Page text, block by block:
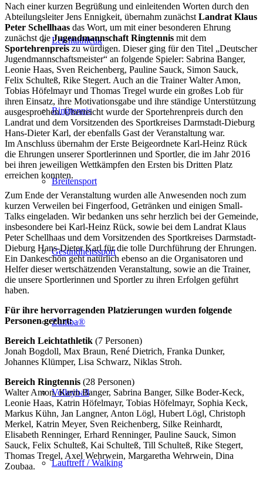
Leichtathletik
Ringtennis
Breitensport
Gesundheitssport
Zumba®
Volleyball
Lauftreff / Walking
Nach einer kurzen Begrüßung und einleitenden Worten durch den
Abteilungsleiter Jens Ennigkeit, übernahm zunächst Landrat Klaus
Peter Schellhaas das Wort, um mit einer besonderen Ehrung
zunächst dieJugendmannschaft Ringtennis mit dem
Sportehrenpreis zu würdigen. Dieser ging für den Titel „Deutscher
Jugendmannschaftsmeister“ an folgende Spieler: Sabrina Banger,
Leonie Haas, Sven Reichenberg, Pauline Sauck, Simon Sauck,
Felix Schulteß, Rike Stegert. Auch an die Trainer Walter Amon,
Tobias Höfelmayr und Thomas Tregel wurde ein großes Lob für
ihren Einsatz, ihre Motivationsgabe und ihre ständige Unterstützung
ausgesprochen. Überreicht wurde der Sportehrenpreis durch den
Landrat und dem Vorsitzenden des Sportkreises Darmstadt-Dieburg
Hans-Dieter Karl, der ebenfalls Gast der Veranstaltung war.
Im Anschluss übernahm der Erste Beigeordnete Karl-Heinz Rück
die Ehrungen unserer Sportlerinnen und Sportler, die im Jahr 2016
bei ihren jeweiligen Wettkämpfen den Ersten bis Dritten Platz
erreichen konnten.
Zum Ende der Veranstaltung wurden alle Anwesenden noch zum
kurzen Verweilen bei Fingerfood, Getränken und einigen Small-
Talks eingeladen. Wir bedanken uns sehr herzlich bei der Gemeinde,
insbesondere bei Karl-Heinz Rück, sowie bei dem Landrat Klaus
Peter Schellhaas und dem Vorsitzenden des Sportkreises Darmstadt-
Dieburg Hans-Dieter Karl für die tolle Durchführung der Ehrungen.
Ein Dankeschön geht natürlich ebenso an die Organisatoren und
Helfer dieser wertschätzenden Veranstaltung, sowie an die Trainer,
die unsere Sportlerinnen und Sportler zu ihren Erfolgen geführt
haben.
Für ihre hervorragenden Platzierungen wurden folgende
Personen geehrt:
Bereich Leichtathletik (7 Personen)
Jonah Bogdoll, Max Braun, René Dietrich, Franka Dunker,
Johannes Klümper, Lisa Schwarz, Niklas Stroh.
Bereich Ringtennis (28 Personen)
Walter Amon, Karin Banger, Sabrina Banger, Silke Boder-Keck,
Leonie Haas, Katrin Höfelmayr, Tobias Höfelmayr, Sophia Keck,
Markus Kühn, Jan Langner, Anton Lögl, Hubert Lögl, Christoph
Merkel, Katrin Meyer, Sven Reichenberg, Silke Reinhardt,
Elisabeth Renninger, Erhard Renninger, Pauline Sauck, Simon
Sauck, Felix Schulteß, Kai Schulteß, Till Schulteß, Rike Stegert,
Thomas Tregel, Axel Wehrwein, Margaretha Wehrwein, Dina
Zoubaa.